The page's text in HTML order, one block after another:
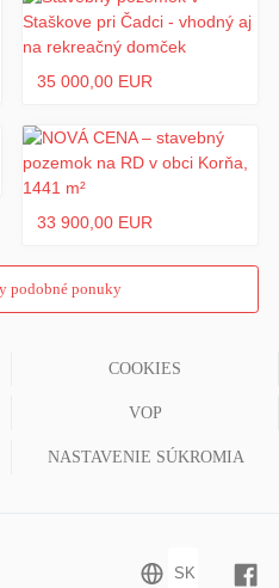
35 000,00 EUR
33 900,00 EUR
podobné ponuky
COOKIES
VOP
NASTAVENIE SÚKROMIA